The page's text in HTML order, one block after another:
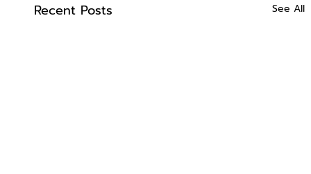
Recent Posts See All